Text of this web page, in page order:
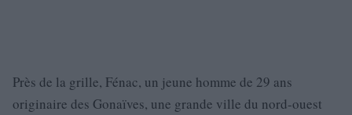
Près de la grille, Fénac, un jeune homme de 29 ans
originaire des Gonaïves, une grande ville du nord-ouest